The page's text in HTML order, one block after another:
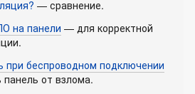
— сравнение.
на панели — для корректной
при беспроводном подключении
от взлома.